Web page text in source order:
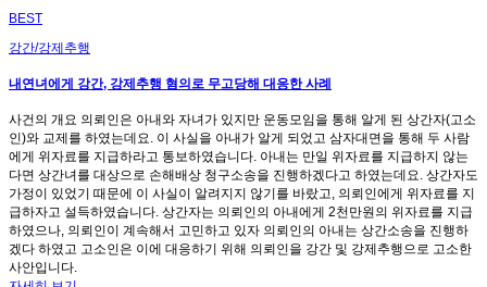
BEST
강간/강제추행
내연녀에게 강간, 강제추행 혐의로 무고당해 대응한 사례
사건의 개요 의뢰인은 아내와 자녀가 있지만 운동모임을 통해 알게 된 상간자(고소
인)와 교제를 하였는데요. 이 사실을 아내가 알게 되었고 삼자대면을 통해 두 사람
에게 위자료를 지급하라고 통보하였습니다. 아내는 만일 위자료를 지급하지 않는
다면 상간녀를 대상으로 손해배상 청구소송을 진행하겠다고 하였는데요. 상간자도
가정이 있었기 때문에 이 사실이 알려지지 않기를 바랐고, 의뢰인에게 위자료를 지
급하자고 설득하였습니다. 상간자는 의뢰인의 아내에게 2천만원의 위자료를 지급
하였으나, 의뢰인이 계속해서 고민하고 있자 의뢰인의 아내는 상간소송을 진행하
겠다 하였고 고소인은 이에 대응하기 위해 의뢰인을 강간 및 강제추행으로 고소한
사안입니다.